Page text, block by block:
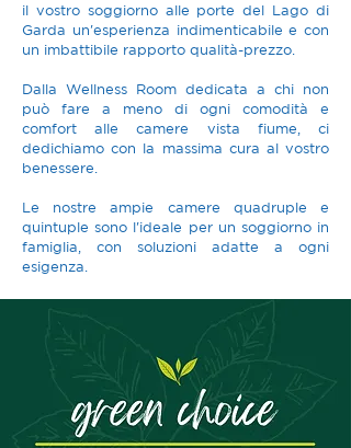
il vostro soggiorno alle porte del Lago di
Garda un'esperienza indimenticabile e con
un imbattibile rapporto qualità-prezzo.
Dalla Wellness Room dedicata a chi non
può fare a meno di ogni comodità e
comfort alle camere vista fiume, ci
dedichiamo con la massima cura al vostro
benessere.
Le nostre ampie camere quadruple e
quintuple sono l'ideale per un soggiorno in
famiglia, con soluzioni adatte a ogni
esigenza.